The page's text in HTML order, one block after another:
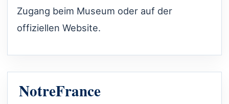
Zugang beim Museum oder auf der
offiziellen Website.
NotreFrance